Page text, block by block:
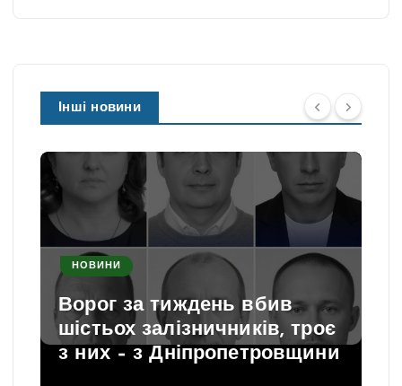
Інші новини
НОВИНИ
Ворог за тиждень вбив
шістьох залізничників, троє
з них – з Дніпропетровщини